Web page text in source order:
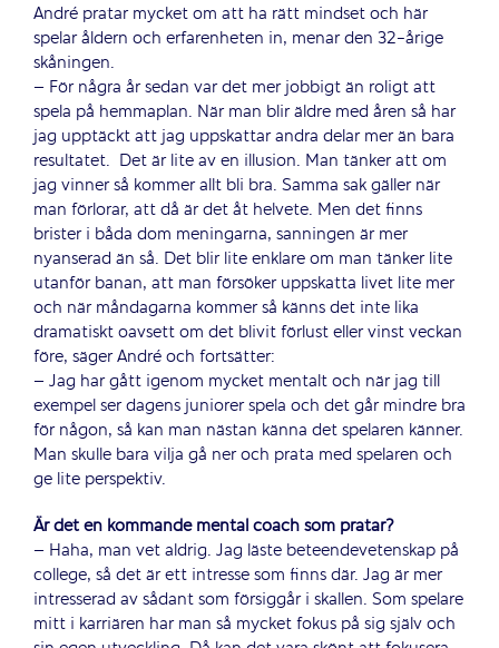
André pratar mycket om att ha rätt mindset och här
spelar åldern och erfarenheten in, menar den 32-årige
skåningen.
– För några år sedan var det mer jobbigt än roligt att
spela på hemmaplan. När man blir äldre med åren så har
jag upptäckt att jag uppskattar andra delar mer än bara
resultatet. Det är lite av en illusion. Man tänker att om
jag vinner så kommer allt bli bra. Samma sak gäller när
man förlorar, att då är det åt helvete. Men det finns
brister i båda dom meningarna, sanningen är mer
nyanserad än så. Det blir lite enklare om man tänker lite
utanför banan, att man försöker uppskatta livet lite mer
och när måndagarna kommer så känns det inte lika
dramatiskt oavsett om det blivit förlust eller vinst veckan
före, säger André och fortsätter:
– Jag har gått igenom mycket mentalt och när jag till
exempel ser dagens juniorer spela och det går mindre bra
för någon, så kan man nästan känna det spelaren känner.
Man skulle bara vilja gå ner och prata med spelaren och
ge lite perspektiv.
Är det en kommande mental coach som pratar?
– Haha, man vet aldrig. Jag läste beteendevetenskap på
college, så det är ett intresse som finns där. Jag är mer
intresserad av sådant som försiggår i skallen. Som spelare
mitt i karriären har man så mycket fokus på sig själv och